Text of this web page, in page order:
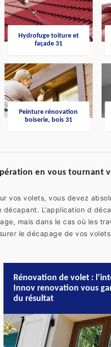
Hydrofuge toiture et
façade 31
Peinture rénovation
boiserie, bois 31
en vous tournant
vos volets, vous devez
L’application d
mais dans le cas où les
le décapage de vos
Rénovation de volet :
Innov renovation vous
du résultat